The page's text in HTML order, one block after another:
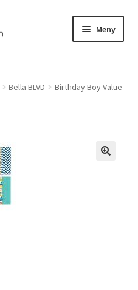
Meny
Bella BLVD
Birthday Boy Value